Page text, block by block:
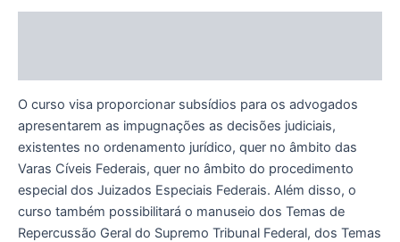
O curso visa proporcionar subsídios para os advogados
apresentarem as impugnações as decisões judiciais,
existentes no ordenamento jurídico, quer no âmbito das
Varas Cíveis Federais, quer no âmbito do procedimento
especial dos Juizados Especiais Federais. Além disso, o
curso também possibilitará o manuseio dos Temas de
Repercussão Geral do Supremo Tribunal Federal, dos Temas